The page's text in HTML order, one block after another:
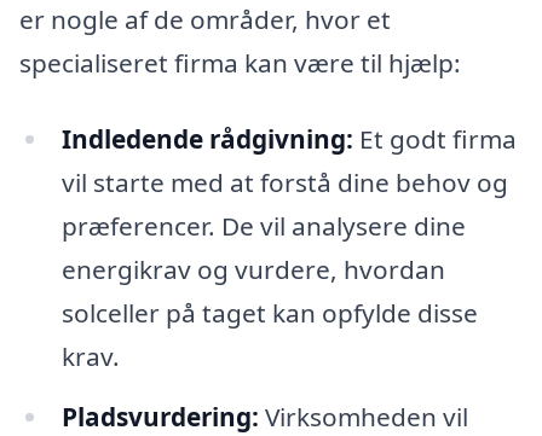
er nogle af de områder, hvor et
specialiseret firma kan være til hjælp:
Indledende rådgivning: Et godt firma
vil starte med at forstå dine behov og
præferencer. De vil analysere dine
energikrav og vurdere, hvordan
solceller på taget kan opfylde disse
krav.
Pladsvurdering: Virksomheden vil